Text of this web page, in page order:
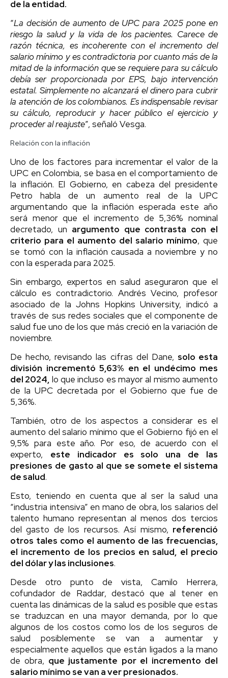
de la entidad.
“La decisión de aumento de UPC para 2025 pone en
riesgo la salud y la vida de los pacientes. Carece de
razón técnica, es incoherente con el incremento del
salario mínimo y es contradictoria por cuanto más de la
mitad de la información que se requiere para su cálculo
debía ser proporcionada por EPS, bajo intervención
estatal. Simplemente no alcanzará el dinero para cubrir
la atención de los colombianos. Es indispensable revisar
su cálculo, reproducir y hacer público el ejercicio y
proceder al reajuste”, señaló Vesga.
Relación con la inflación
Uno de los factores para incrementar el valor de la
UPC en Colombia, se basa en el comportamiento de
la inflación. El Gobierno, en cabeza del presidente
Petro habla de un aumento real de la UPC
argumentando que la inflación esperada este año
será menor que el incremento de 5,36% nominal
decretado, un argumento que contrasta con el
criterio para el aumento del salario mínimo, que
se tomó con la inflación causada a noviembre y no
con la esperada para 2025.
Sin embargo, expertos en salud aseguraron que el
cálculo es contradictorio. Andrés Vecino, profesor
asociado de la Johns Hopkins University, indicó a
través de sus redes sociales que el componente de
salud fue uno de los que más creció en la variación de
noviembre.
De hecho, revisando las cifras del Dane, solo esta
división incrementó 5,63% en el undécimo mes
del 2024, lo que incluso es mayor al mismo aumento
de la UPC decretada por el Gobierno que fue de
5,36%.
También, otro de los aspectos a considerar es el
aumento del salario mínimo que el Gobierno fijó en el
9,5% para este año. Por eso, de acuerdo con el
experto, este indicador es solo una de las
presiones de gasto al que se somete el sistema
de salud.
Esto, teniendo en cuenta que al ser la salud una
“industria intensiva” en mano de obra, los salarios del
talento humano representan al menos dos tercios
del gasto de los recursos. Así mismo, referenció
otros tales como el aumento de las frecuencias,
el incremento de los precios en salud, el precio
del dólar y las inclusiones.
Desde otro punto de vista, Camilo Herrera,
cofundador de Raddar, destacó que al tener en
cuenta las dinámicas de la salud es posible que estas
se traduzcan en una mayor demanda, por lo que
algunos de los costos como los de los seguros de
salud posiblemente se van a aumentar y
especialmente aquellos que están ligados a la mano
de obra, que justamente por el incremento del
salario mínimo se van a ver presionados.